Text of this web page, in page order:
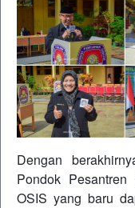
Dengan
Pondok Pesantren
OSIS yang baru